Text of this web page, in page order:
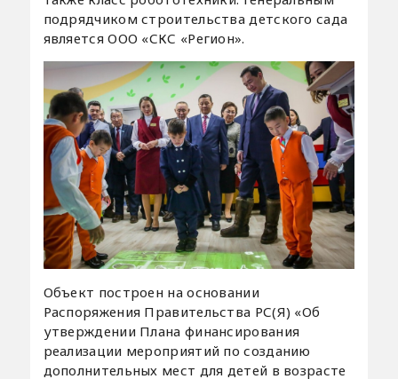
подрядчиком строительства детского сада
является ООО «СКС «Регион».
Объект построен на основании
Распоряжения Правительства РС(Я) «Об
утверждении Плана финансирования
реализации мероприятий по созданию
дополнительных мест для детей в возрасте